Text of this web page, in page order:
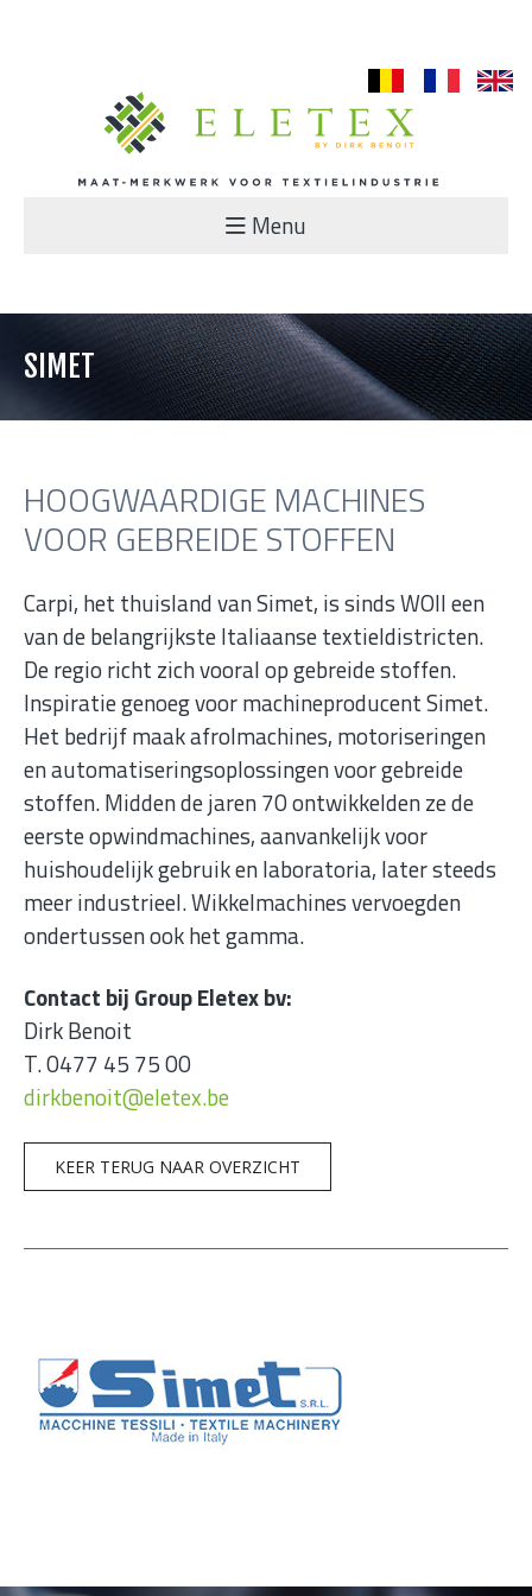
en
Menu
SIMET
HOOGWAARDIGE MACHINES
VOOR GEBREIDE STOFFEN
Carpi, het thuisland van Simet, is sinds WOII een
van de belangrijkste Italiaanse textieldistricten.
De regio richt zich vooral op gebreide stoffen.
Inspiratie genoeg voor machineproducent Simet.
Het bedrijf maak afrolmachines, motoriseringen
en automatiseringsoplossingen voor gebreide
stoffen. Midden de jaren 70 ontwikkelden ze de
eerste opwindmachines, aanvankelijk voor
huishoudelijk gebruik en laboratoria, later steeds
meer industrieel. Wikkelmachines vervoegden
ondertussen ook het gamma.
Contact bij Group Eletex bv:
Dirk Benoit
T. 0477 45 75 00
dirkbenoit@eletex.be
KEER TERUG NAAR OVERZICHT